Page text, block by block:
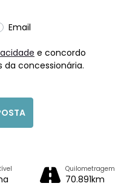
Email
e concordo
concessionária.
Quilometragem
70.891km